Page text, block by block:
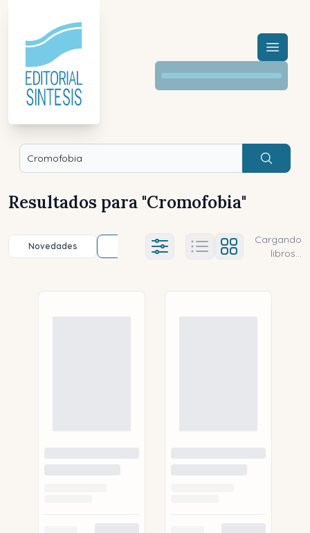
Menú
Buscar
Resultados para "Cromofobia"
Novedades Título (a-z) Título (z-a)
Ajustes abierto
Cargando
libros...